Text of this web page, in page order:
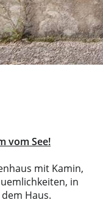
vom See!
mit Kamin,
in
Haus.